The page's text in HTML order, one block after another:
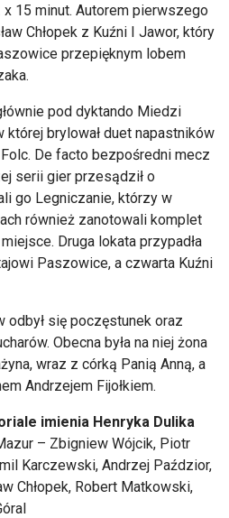
x 15 minut. Autorem pierwszego
Chłopek z Kuźni I Jawor, który
przepięknym lobem
pod dyktando Miedzi
której brylował duet napastników
De facto bezpośredni mecz
serii gier przesądził o
go Legniczanie, którzy w
również zanotowali komplet
Druga lokata przypadła
Paszowice, a czwarta Kuźni
się poczęstunek oraz
Obecna była na niej żona
wraz z córką Panią Anną, a
Andrzejem Fijołkiem.
imienia Henryka Dulika
– Zbigniew Wójcik, Piotr
Karczewski, Andrzej Paździor,
Chłopek, Robert Matkowski,